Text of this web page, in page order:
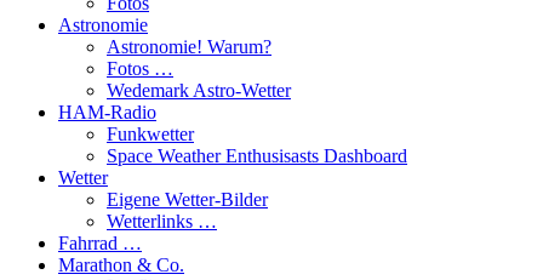
Astronomie
Astronomie! Warum?
Fotos …
Wedemark Astro-Wetter
HAM-Radio
Funkwetter
Space Weather Enthusisasts Dashboard
Wetter
Eigene Wetter-Bilder
Wetterlinks …
Fahrrad …
Marathon & Co.